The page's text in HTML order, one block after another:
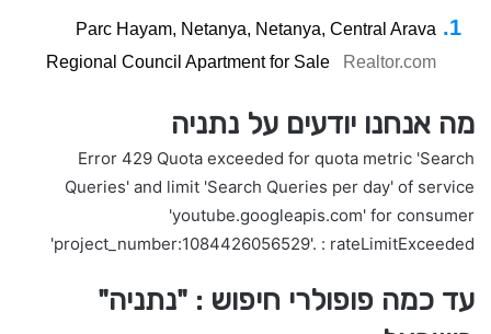
Parc Hayam, Netanya, Netanya, Central Arava
Regional Council Apartment for Sale
Realtor.com
מה אנחנו יודעים על נתניה
Error 429 Quota exceeded for quota metric 'Search
Queries' and limit 'Search Queries per day' of service
'youtube.googleapis.com' for consumer
'project_number:1084426056529'. : rateLimitExceeded
עד כמה פופולרי חיפוש : "נתניה"